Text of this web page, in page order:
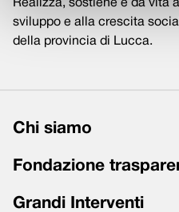
Realizza, sostiene e dà vita
sviluppo e alla crescita
della provincia di Lucca.
Chi siamo
Fondazione
Grandi Interventi